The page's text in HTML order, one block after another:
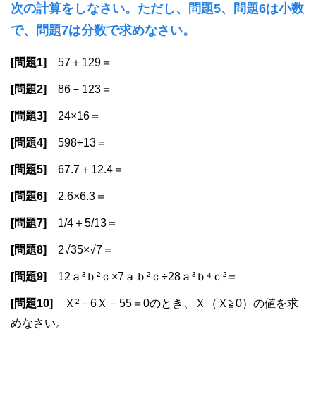
次の計算をしなさい。ただし、問題5、問題6は小数
で、問題7は分数で求めなさい。
[問題1] 57＋129＝
[問題2] 86－123＝
[問題3] 24×16＝
[問題4] 598÷13＝
[問題5] 67.7＋12.4＝
[問題6] 2.6×6.3＝
[問題7] 1/4＋5/13＝
[問題8] 2√35×√7 ＝
[問題9] 12ａ³ｂ²ｃ×7ａｂ²ｃ÷28ａ³ｂ⁴ｃ²＝
[問題10]
Ｘ²－6Ｘ－55＝0のとき、Ｘ（Ｘ≧0）の値を求
めなさい。